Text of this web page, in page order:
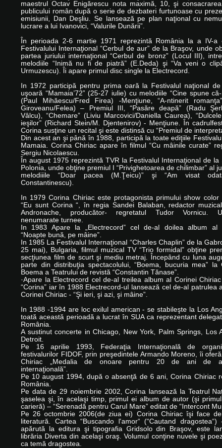
maestrul Octav Enigărescu nota maximă, 10, şi
publicului român după o serie de dezbateri furtunoase cu
emisiunii, Dan Deşliu. Se lansează pe plan naţional cu
lucrare a lui Ivanovici, “Valurile Dunării”.
În perioada 2-6 martie 1971 reprezintă România la a IV-a
Festivalului Internaţional “Cerbul de aur” de la Braşov, unde
partea juriului internaţional “Cerbul de bronz” (Locul III),
melodiile “Inimă nu fi de piatră” (E.Deda) şi “Va veni o
Urmuzescu). Îi apare primul disc single la Electrecord.
In 1972 participă pentru prima oară la Festivalul naţional de
uşoară “Mamaia’72” (25-27 iulie) cu melodiile “Cine spune
(Paul Mihăescu/Fred Firea) -Menţiune, “A-ntinerit
Giroveanu/Felea) – Premiul III, “Pasăre deapă” (Radu
Vâlcu), “Chemare” (Liviu Marcovici/Daniella Caurea),
ieşilor” (Richard Stein/M. Djentenirov) - Menţiune. În
Corina susţine un recital şi este distinsă cu “Premiul de
Din acest an şi până în 1988, participă la toate ediţiile
Mamaia. Corina Chiriac apare în filmul “Cu mâinile curate”
Sergiu Nicolaescu.
În august 1975 reprezintă TVR la Festivalul Internaţional de la
Polonia, unde obţine premiul I “Privighetoarea de chilimbar” al
melodiiile “Doar pacea (M.Ţeicu)” şi “Am visat
Constantinescu).
In 1979 Corina Chiriac este protagonista primului show color
“Eu sunt Corina “, în regia Sandei Balaban, redactor
Andronache, producător- regretatul Tudor Vornicu.
nenumarate turnee.
In 1983 Apare la „Electrecord” cel de-al doilea album al
“Noapte bună, pe mâine”.
In 1985 La Festivalul Internaţional “Charles Chaplin” de la
25 mai), Bulgaria, filmul muzical TV “Trio formidal” obţine
secţiunea film de scurt şi mediu metraj. Începând cu luna
parte din distribuţia spectacolului, “Boema, bucuria mea” la
Boema a Teatrului de revistă “Constantin Tănase”.
·Apare la Electrecord cel de-al treilea album al Corinei
“Corina” iar în 1988 Electrecord-ul lansează cel de-al patrulea
Corinei Chiriac - “Şi ieri, şi azi, şi mâine”.
In 1988 -1994 are loc exilul american - se stabileşte la Los
toată această perioadă a lucrat în SUA ca reprezentant
România.
A sustinut concerte in Chicago, New York, Palm Springs, Los
Detroit.
Pe 16 aprilie 1993, Federaţia Internaţională de
festivalurilor FIDOF, prin preşedintele Armando Moreno, îi
Chiriac „Medalia de onoare pentru 20 de ani de
internaţională”.
Pe 10 august 1994, după o absenţă de 6 ani, Corina Chiriac
România.
Pe data de 29 noiembrie 2002, Corina lansează la Teatrul
şaselea şi, în acelaşi timp, primul ei album de autor (şi
carieră) – “Serenadă pentru Carul Mare” editat de “Intercont
Pe 26 octombrie 2006(de ziua ei) Corina Chiriac îşi face
literatură. Cartea “Buscando l'amor“ (“Cautand
apărută la editura şi tipografia Gridsolo din Braşov, este
librăria Diverta din acelaşi oraş. Volumul conţine nuvele şi
ca temă dragostea.